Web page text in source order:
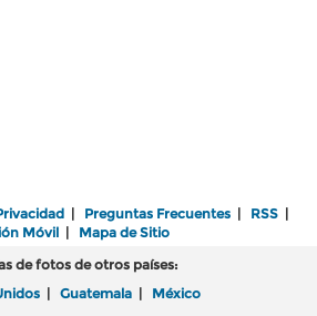
Preguntas Frecuentes RSS
Móvil| Mapa de Sitio
de fotos de otros países:
Guatemala México